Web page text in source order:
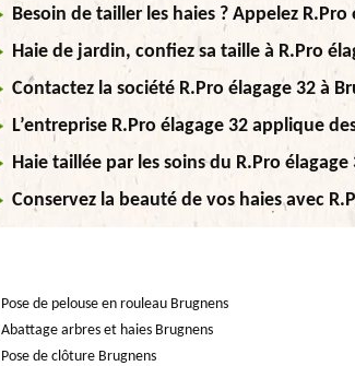
Besoin de tailler les haies ? Appelez R.Pro
Haie de jardin, confiez sa taille à R.Pro
Contactez la société R.Pro élagage 32 à
L’entreprise R.Pro élagage 32 applique
Haie taillée par les soins du R.Pro élagage
Conservez la beauté de vos haies avec
Pose de pelouse en rouleau Brugnens
Abattage arbres et haies Brugnens
Pose de clôture Brugnens